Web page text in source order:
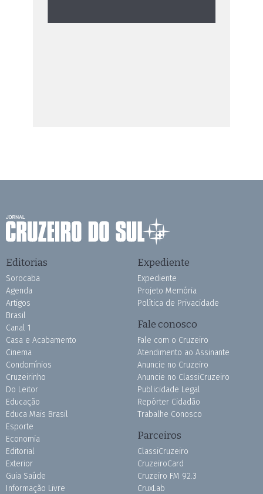
Editorias
Sorocaba
Agenda
Artigos
Brasil
Canal 1
Casa e Acabamento
Cinema
Condomínios
Cruzeirinho
Do Leitor
Educação
Educa Mais Brasil
Esporte
Economia
Editorial
Exterior
Guia Saúde
Informação Livre
Expediente
Expediente
Projeto Memória
Política de Privacidade
Fale conosco
Fale com o Cruzeiro
Atendimento ao Assinante
Anuncie no Cruzeiro
Anuncie no ClassiCruzeiro
Publicidade Legal
Repórter Cidadão
Trabalhe Conosco
Parceiros
ClassiCruzeiro
CruzeiroCard
Cruzeiro FM 92.3
CruxLab